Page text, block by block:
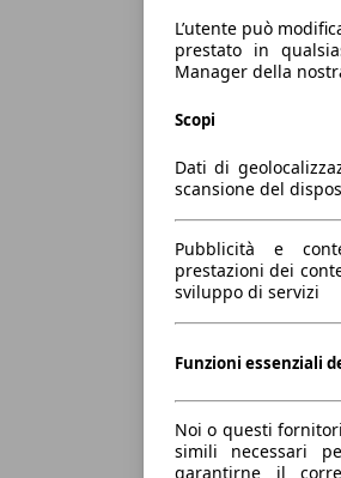
L’utente può
prestato in
Manager della
Scopi
Dati di
scansione del
Pubblicità e
prestazioni dei
sviluppo di servizi
Funzioni essenziali
Noi o questi
simili necessari
garantirne il